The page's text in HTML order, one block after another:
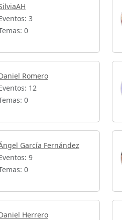
3
0
Romero
12
0
García Fernández
9
0
Herrero